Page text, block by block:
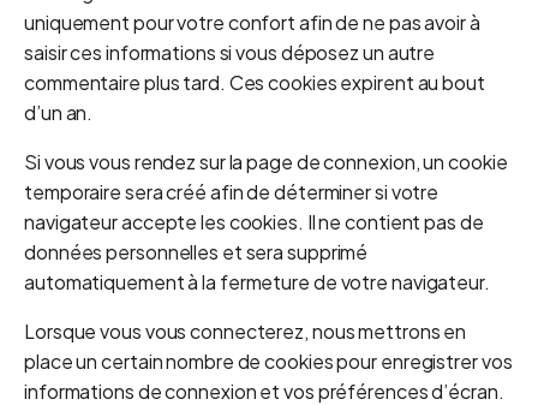
uniquement pour votre confort afin de ne pas avoir à
saisir ces informations si vous déposez un autre
commentaire plus tard. Ces cookies expirent au bout
d’un an.
Si vous vous rendez sur la page de connexion, un cookie
temporaire sera créé afin de déterminer si votre
navigateur accepte les cookies. Il ne contient pas de
données personnelles et sera supprimé
automatiquement à la fermeture de votre navigateur.
Lorsque vous vous connecterez, nous mettrons en
place un certain nombre de cookies pour enregistrer vos
informations de connexion et vos préférences d’écran.